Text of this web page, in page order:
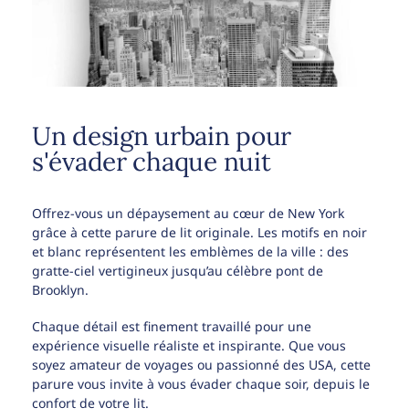
Un design urbain pour
s'évader chaque nuit
Offrez-vous un dépaysement au cœur de New York
grâce à cette parure de lit originale. Les motifs en noir
et blanc représentent les emblèmes de la ville : des
gratte-ciel vertigineux jusqu’au célèbre pont de
Brooklyn.
Chaque détail est finement travaillé pour une
expérience visuelle réaliste et inspirante. Que vous
soyez amateur de voyages ou passionné des USA, cette
parure vous invite à vous évader chaque soir, depuis le
confort de votre lit.